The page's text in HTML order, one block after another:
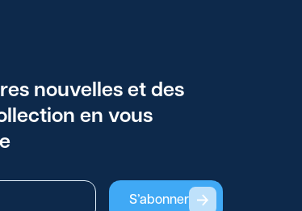
nouvelles et des
en vous
S’abonner